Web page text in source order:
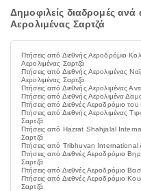
Δημοφιλείς διαδρομές
Αερολιμένας Σαρτζά
Πτήσεις από Διεθνής Αεροδρόμιο
Αερολιμένας Σαρτζά
Πτήσεις από Διεθνής Αερολιμένας
Αερολιμένας Σαρτζά
Πτήσεις από Διεθνής Αερολιμένας
Πτήσεις από Διεθνής Αερολιμένα
Πτήσεις από Διεθνές Αεροδρόμιο
Πτήσεις από Διεθνής Αερολιμένας
Σαρτζά
Πτήσεις από Hazrat Shahjalal
Σαρτζά
Πτήσεις από Tribhuvan International
Πτήσεις από Διεθνές Αεροδρόμιο
Σαρτζά
Πτήσεις από Διεθνές Αεροδρόμιο
Πτήσεις από Διεθνές Αεροδρόμιο
Σαρτζά